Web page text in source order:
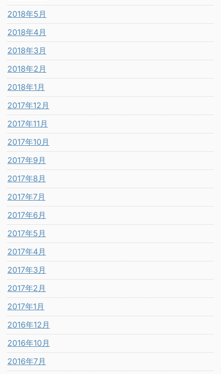
2018年5月
2018年4月
2018年3月
2018年2月
2018年1月
2017年12月
2017年11月
2017年10月
2017年9月
2017年8月
2017年7月
2017年6月
2017年5月
2017年4月
2017年3月
2017年2月
2017年1月
2016年12月
2016年10月
2016年7月